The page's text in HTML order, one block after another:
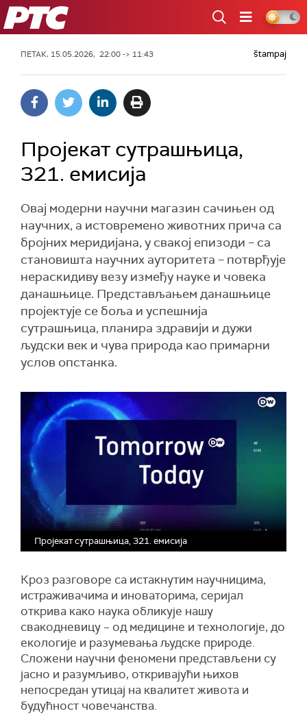
РТС
ПЕТАК, 15.05.2026, 22:00 -> 11:43 štampaj
Пројекат сутрашњица,
321. емисија
Овај модерни научни магазин сачињен од
научних, а истовремено животних прича са
бројних меридијана, у свакој епизоди – са
становишта научних ауторитета – потврђује
нераскидиву везу између науке и човека
данашњице. Представљањем данашњице
пројектује се боља и успешнија
сутрашњица, планира здравији и дужи
људски век и чува природа као примарни
услов опстанка.
Пројекат сутрашњица, 321. емисија
Кроз разговоре са истакнутим научницима,
истраживачима и иноваторима, серијал
открива како наука обликује нашу
свакодневицу – од медицине и технологије, до
екологије и разумевања људске природе.
Сложени научни феномени представљени су
јасно и разумљиво, откривајући њихов
непосредан утицај на квалитет живота и
будућност човечанства.